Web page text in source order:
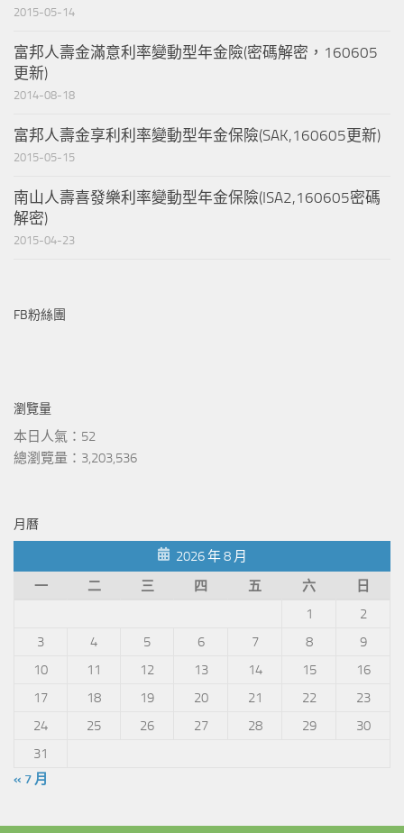
2015-05-14
富邦人壽金滿意利率變動型年金險(密碼解密，160605
更新)
2014-08-18
富邦人壽金享利利率變動型年金保險(SAK,160605更新)
2015-05-15
南山人壽喜發樂利率變動型年金保險(ISA2,160605密碼
解密)
2015-04-23
FB粉絲團
瀏覽量
本日人氣：52
總瀏覽量：3,203,536
月曆
2026 年 8 月
一
二 三 四 五 六
日
1
2
3
4 5 6 7 8
9
10
11 12 13 14 15
16
17
18 19 20 21 22
23
24
25 26 27 28 29
30
31
« 7 月